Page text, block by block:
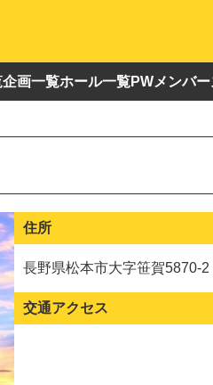
企画一覧ホール一覧PWメンバ
住所
長野県松本市大字笹賀5870-2
交通アクセス